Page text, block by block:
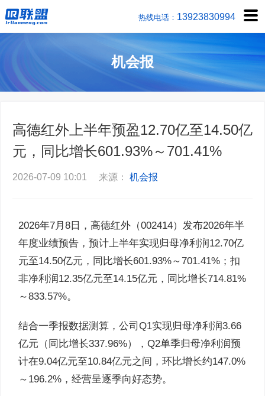
热线电话：
机会报
高德红外上半年预盈12.70亿至14.50亿
元，同比增长601.93%～701.41%
2026-07-09 10:01 来源： 机会报
2026年7月8日，高德红外（002414）发布2026年半
年度业绩预告，预计上半年实现归母净利润12.70亿
元至14.50亿元，同比增长601.93%～701.41%；扣
非净利润12.35亿元至14.15亿元，同比增长714.81%
～833.57%。
结合一季报数据测算，公司Q1实现归母净利润3.66
亿元（同比增长337.96%），Q2单季归母净利润预
计在9.04亿元至10.84亿元之间，环比增长约147.0%
～196.2%，经营呈逐季向好态势。